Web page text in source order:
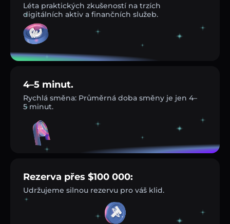
Léta praktických zkušeností na trzích
digitálních aktiv a finančních služeb.
4–5 minut.
Rychlá směna: Průměrná doba směny je jen 4–
5 minut.
Rezerva přes $100 000:
Udržujeme silnou rezervu pro váš klid.